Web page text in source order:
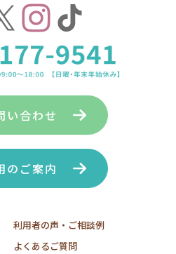
利用者の声・ご相談例
よくあるご質問
い合わせ
のご案内